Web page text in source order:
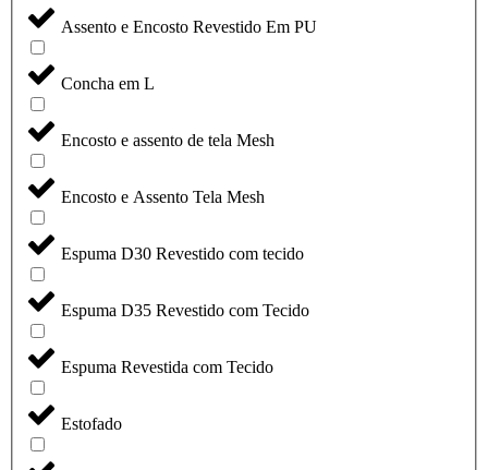
Assento e Encosto Revestido Em PU
Concha em L
Encosto e assento de tela Mesh
Encosto e Assento Tela Mesh
Espuma D30 Revestido com tecido
Espuma D35 Revestido com Tecido
Espuma Revestida com Tecido
Estofado